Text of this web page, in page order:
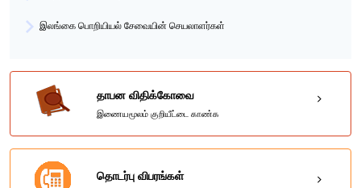
இலங்கை பொறியியல் சேவையின் செயலாளர்கள்
தாபன விதிக்கோவை
இணையமூலம் குறியீட்டை காண்க
தொடர்பு விபரங்கள்